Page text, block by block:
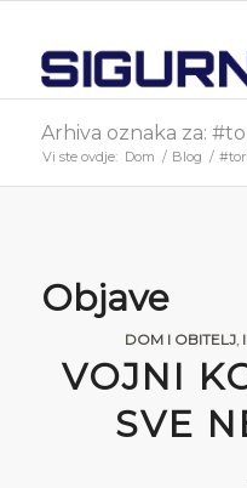
Arhiva oznaka za:
Vi ste ovdje: Dom / Blog /
Objave
DOM I OBITELJ,
VOJNI
SVE